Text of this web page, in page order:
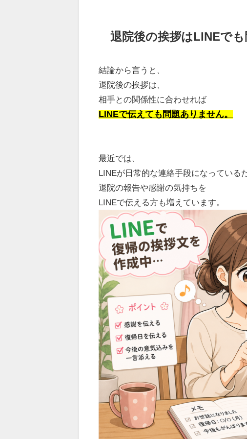
退院後の挨拶はLINEで
結論から言うと、
退院後の挨拶は、
相手との関係性に合わせれば
LINEで伝えても問題ありません。
最近では、
LINEが日常的な連絡手段になっている
退院の報告や感謝の気持ちを
LINEで伝える方も増えています。